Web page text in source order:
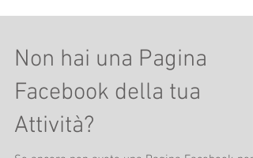
Non hai una Pagina
Facebook della tua